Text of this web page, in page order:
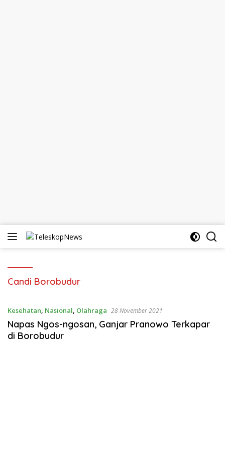
Langsung
Candi Borobudur
Kesehatan, Nasional, Olahraga 28 November 2021
Napas Ngos-ngosan, Ganjar Pranowo Terkapar
di Borobudur